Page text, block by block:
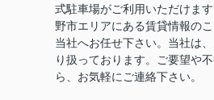
式駐車場がご利用いただけま
野市エリアにある賃貸情報の
当社へお任せ下さい。当社は
り扱っております。ご要望や
ら、お気軽にご連絡下さい。